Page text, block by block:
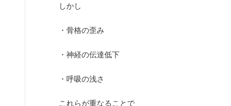
しかし
・骨格の歪み
・神経の伝達低下
・呼吸の浅さ
これらが重なることで